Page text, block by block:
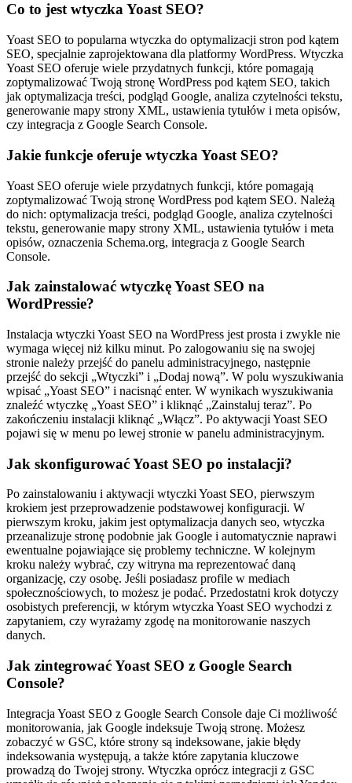
Co to jest wtyczka Yoast SEO?
Yoast SEO to popularna wtyczka do optymalizacji stron pod kątem
SEO, specjalnie zaprojektowana dla platformy WordPress. Wtyczka
Yoast SEO oferuje wiele przydatnych funkcji, które pomagają
zoptymalizować Twoją stronę WordPress pod kątem SEO, takich
jak optymalizacja treści, podgląd Google, analiza czytelności tekstu,
generowanie mapy strony XML, ustawienia tytułów i meta opisów,
czy integracja z Google Search Console.
Jakie funkcje oferuje wtyczka Yoast SEO?
Yoast SEO oferuje wiele przydatnych funkcji, które pomagają
zoptymalizować Twoją stronę WordPress pod kątem SEO. Należą
do nich: optymalizacja treści, podgląd Google, analiza czytelności
tekstu, generowanie mapy strony XML, ustawienia tytułów i meta
opisów, oznaczenia Schema.org, integracja z Google Search
Console.
Jak zainstalować wtyczkę Yoast SEO na
WordPressie?
Instalacja wtyczki Yoast SEO na WordPress jest prosta i zwykle nie
wymaga więcej niż kilku minut. Po zalogowaniu się na swojej
stronie należy przejść do panelu administracyjnego, następnie
przejść do sekcji „Wtyczki” i „Dodaj nową”. W polu wyszukiwania
wpisać „Yoast SEO” i nacisnąć enter. W wynikach wyszukiwania
znaleźć wtyczkę „Yoast SEO” i kliknąć „Zainstaluj teraz”. Po
zakończeniu instalacji kliknąć „Włącz”. Po aktywacji Yoast SEO
pojawi się w menu po lewej stronie w panelu administracyjnym.
Jak skonfigurować Yoast SEO po instalacji?
Po zainstalowaniu i aktywacji wtyczki Yoast SEO, pierwszym
krokiem jest przeprowadzenie podstawowej konfiguracji. W
pierwszym kroku, jakim jest optymalizacja danych seo, wtyczka
przeanalizuje stronę podobnie jak Google i automatycznie naprawi
ewentualne pojawiające się problemy techniczne. W kolejnym
kroku należy wybrać, czy witryna ma reprezentować daną
organizację, czy osobę. Jeśli posiadasz profile w mediach
społecznościowych, to możesz je podać. Przedostatni krok dotyczy
osobistych preferencji, w którym wtyczka Yoast SEO wychodzi z
zapytaniem, czy wyrażamy zgodę na monitorowanie naszych
danych.
Jak zintegrować Yoast SEO z Google Search
Console?
Integracja Yoast SEO z Google Search Console daje Ci możliwość
monitorowania, jak Google indeksuje Twoją stronę. Możesz
zobaczyć w GSC, które strony są indeksowane, jakie błędy
indeksowania występują, a także które zapytania kluczowe
prowadzą do Twojej strony. Wtyczka oprócz integracji z GSC